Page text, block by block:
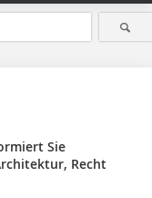
Sie
Recht